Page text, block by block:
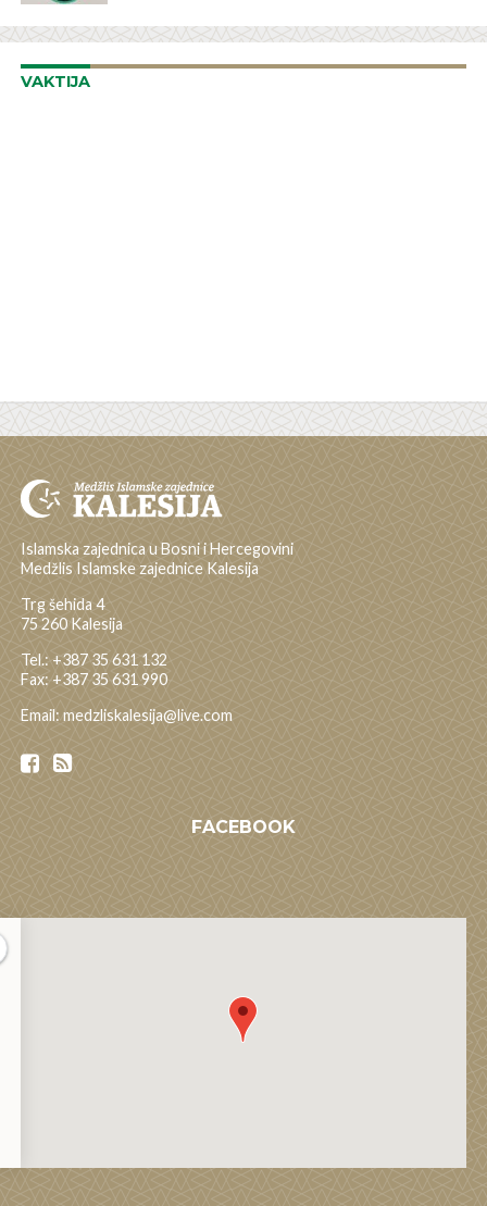
VAKTIJA
Islamska zajednica u Bosni i Hercegovini
Medžlis Islamske zajednice Kalesija
Trg šehida 4
75 260 Kalesija
Tel.: +387 35 631 132
Fax: +387 35 631 990
Email: medzliskalesija@live.com
FACEBOOK